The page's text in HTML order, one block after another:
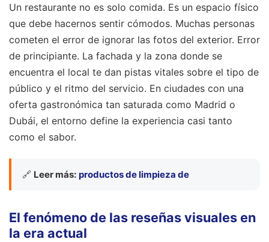
Un restaurante no es solo comida. Es un espacio físico
que debe hacernos sentir cómodos. Muchas personas
cometen el error de ignorar las fotos del exterior. Error
de principiante. La fachada y la zona donde se
encuentra el local te dan pistas vitales sobre el tipo de
público y el ritmo del servicio. En ciudades con una
oferta gastronómica tan saturada como Madrid o
Dubái, el entorno define la experiencia casi tanto
como el sabor.
🔗 Leer más: productos de limpieza de
El fenómeno de las reseñas visuales en
la era actual